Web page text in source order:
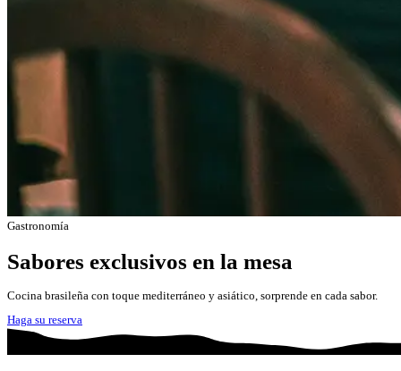
Gastronomía
Sabores exclusivos en la mesa
Cocina brasileña con toque mediterráneo y asiático, sorprende en cada sabor.
Haga su reserva